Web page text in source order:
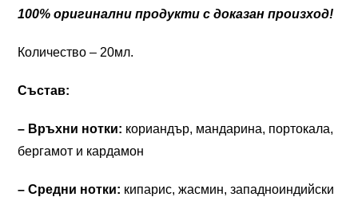
100% оригинални продукти с доказан произход!
Количество – 20мл.
Състав:
– Връхни нотки: кориандър, мандарина, портокала,
бергамот и кардамон
– Средни нотки: кипарис, жасмин, западноиндийски